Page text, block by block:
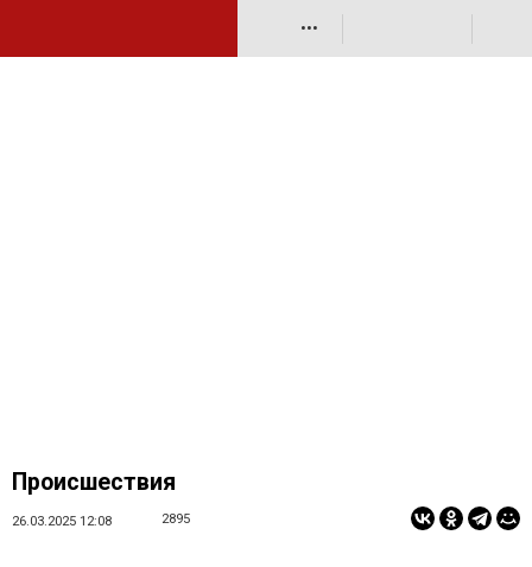
•••
Происшествия
26.03.2025 12:08 2895